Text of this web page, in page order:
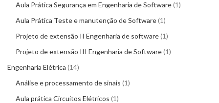
Aula Prática Segurança em Engenharia de Software 1
Aula Prática Teste e manutenção de Software 1
Projeto de extensão II Engenharia de software 1
Projeto de extensão III Engenharia de Software 1
Engenharia Elétrica 14
Análise e processamento de sinais 1
Aula prática Circuitos Elétricos 1